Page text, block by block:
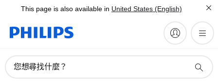
This page is also available in United States (English)
您想尋找什麼？